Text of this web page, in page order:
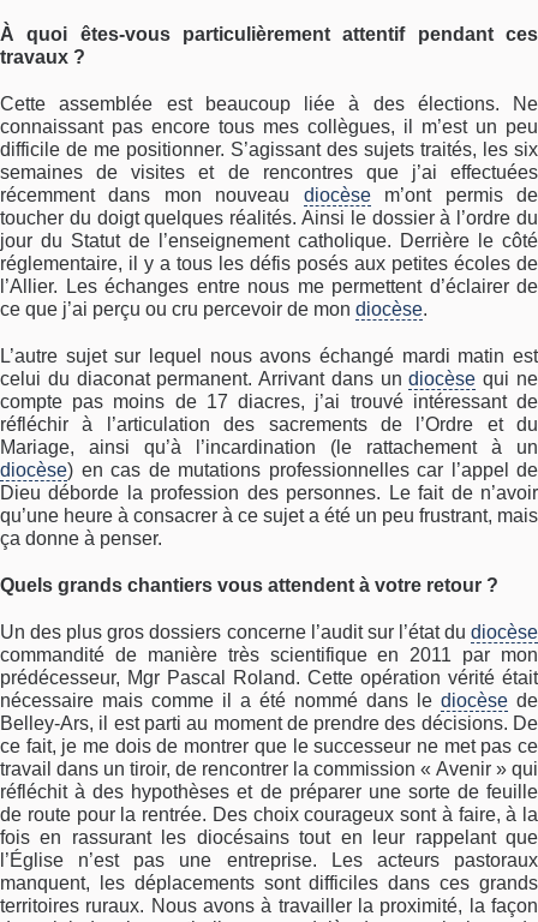
À quoi êtes-vous particulièrement attentif pendant ces
travaux ?
Cette assemblée est beaucoup liée à des élections. Ne
connaissant pas encore tous mes collègues, il m’est un peu
difficile de me positionner. S’agissant des sujets traités, les six
semaines de visites et de rencontres que j’ai effectuées
récemment dans mon nouveau diocèsem’ont permis de
toucher du doigt quelques réalités. Ainsi le dossier à l’ordre du
jour du Statut de l’enseignement catholique. Derrière le côté
réglementaire, il y a tous les défis posés aux petites écoles de
l’Allier. Les échanges entre nous me permettent d’éclairer de
ce que j’ai perçu ou cru percevoir de mon diocèse.
L’autre sujet sur lequel nous avons échangé mardi matin est
celui du diaconat permanent. Arrivant dans undiocèse qui ne
compte pas moins de 17 diacres, j’ai trouvé intéressant de
réfléchir à l’articulation des sacrements de l’Ordre et du
Mariage, ainsi qu’à l’incardination (le rattachement à un
diocèse) en cas de mutations professionnelles car l’appel de
Dieu déborde la profession des personnes. Le fait de n’avoir
qu’une heure à consacrer à ce sujet a été un peu frustrant, mais
ça donne à penser.
Quels grands chantiers vous attendent à votre retour ?
Un des plus gros dossiers concerne l’audit sur l’état du diocèse
commandité de manière très scientifique en 2011 par mon
prédécesseur, Mgr Pascal Roland. Cette opération vérité était
nécessaire mais comme il a été nommé dans le diocèse de
Belley-Ars, il est parti au moment de prendre des décisions. De
ce fait, je me dois de montrer que le successeur ne met pas ce
travail dans un tiroir, de rencontrer la commission « Avenir » qui
réfléchit à des hypothèses et de préparer une sorte de feuille
de route pour la rentrée. Des choix courageux sont à faire, à la
fois en rassurant les diocésains tout en leur rappelant que
l’Église n’est pas une entreprise. Les acteurs pastoraux
manquent, les déplacements sont difficiles dans ces grands
territoires ruraux. Nous avons à travailler la proximité, la façon